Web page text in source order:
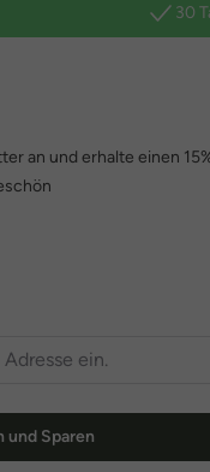
30
an und erhalte einen
und Sparen